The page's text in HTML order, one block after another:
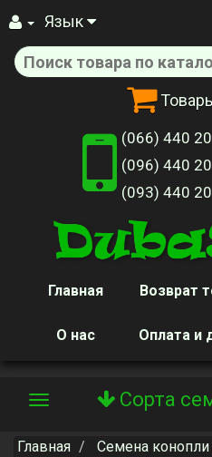
Язык
(066) 440
(096) 440
(093) 440
Главная Возврат
О нас Оплата и
Сорта
Главная
Семена